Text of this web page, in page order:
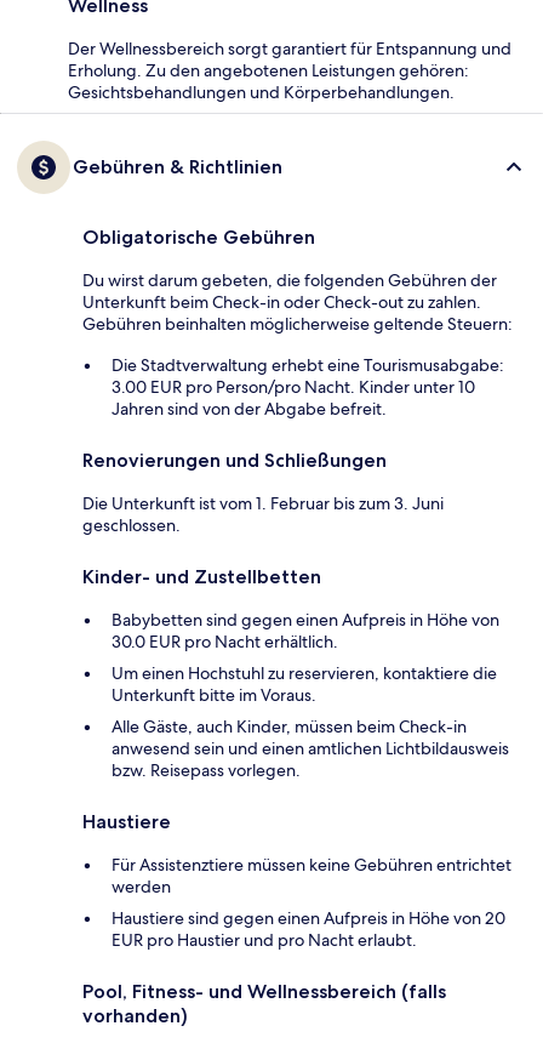
Wellness
Der Wellnessbereich sorgt garantiert für Entspannung und
Erholung. Zu den angebotenen Leistungen gehören:
Gesichtsbehandlungen und Körperbehandlungen.
Gebühren & Richtlinien
Obligatorische Gebühren
Du wirst darum gebeten, die folgenden Gebühren der
Unterkunft beim Check-in oder Check-out zu zahlen.
Gebühren beinhalten möglicherweise geltende Steuern:
Die Stadtverwaltung erhebt eine Tourismusabgabe:
3.00 EUR pro Person/pro Nacht. Kinder unter 10
Jahren sind von der Abgabe befreit.
Renovierungen und Schließungen
Die Unterkunft ist vom 1. Februar bis zum 3. Juni
geschlossen.
Kinder- und Zustellbetten
Babybetten sind gegen einen Aufpreis in Höhe von
30.0 EUR pro Nacht erhältlich.
Um einen Hochstuhl zu reservieren, kontaktiere die
Unterkunft bitte im Voraus.
Alle Gäste, auch Kinder, müssen beim Check-in
anwesend sein und einen amtlichen Lichtbildausweis
bzw. Reisepass vorlegen.
Haustiere
Für Assistenztiere müssen keine Gebühren entrichtet
werden
Haustiere sind gegen einen Aufpreis in Höhe von 20
EUR pro Haustier und pro Nacht erlaubt.
Pool, Fitness- und Wellnessbereich (falls
vorhanden)